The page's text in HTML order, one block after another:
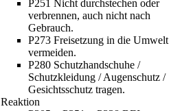
P251 Nicht durchstechen oder
verbrennen, auch nicht nach
Gebrauch.
P273 Freisetzung in die Umwelt
vermeiden.
P280 Schutzhandschuhe /
Schutzkleidung / Augenschutz /
Gesichtsschutz tragen.
Reaktion